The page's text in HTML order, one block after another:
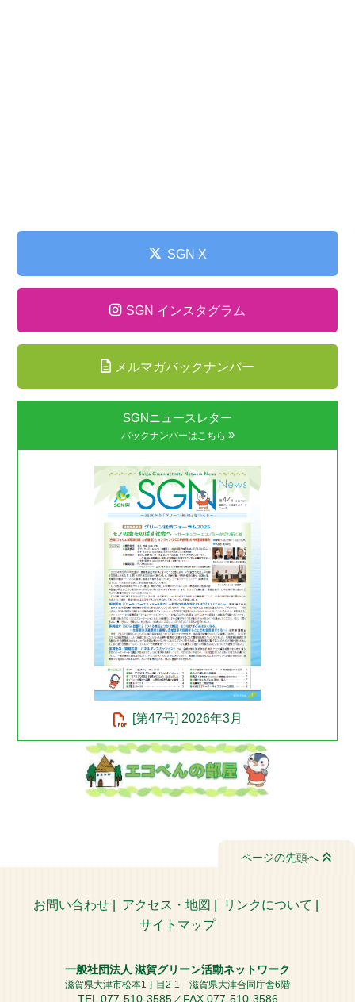
SGN X
SGN インスタグラム
メルマガバックナンバー
SGNニュースレター
バックナンバーはこちら »
[第47号] 2026年3月
ページの先頭へ
お問い合わせ アクセス・地図 リンクについて
サイトマップ
一般社団法人 滋賀グリーン活動ネットワーク
滋賀県大津市松本1丁目2-1 滋賀県大津合同庁舎6階
TEL 077-510-3585／FAX 077-510-3586